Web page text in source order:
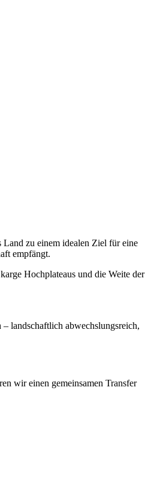
Land zu einem idealen Ziel für eine
empfängt.
Hochplateaus und die Weite der
landschaftlich abwechslungsreich,
wir einen gemeinsamen Transfer